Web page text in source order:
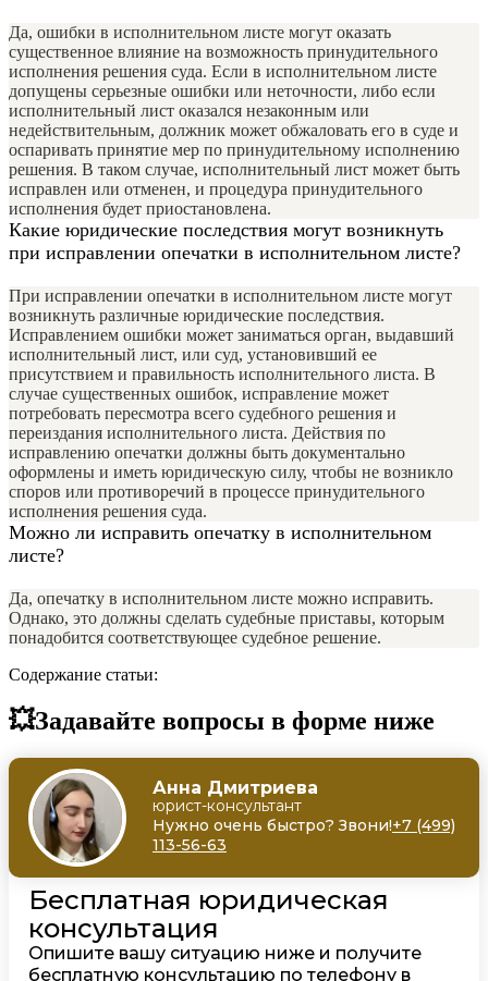
Да, ошибки в исполнительном листе могут оказать
существенное влияние на возможность принудительного
исполнения решения суда. Если в исполнительном листе
допущены серьезные ошибки или неточности, либо если
исполнительный лист оказался незаконным или
недействительным, должник может обжаловать его в суде и
оспаривать принятие мер по принудительному исполнению
решения. В таком случае, исполнительный лист может быть
исправлен или отменен, и процедура принудительного
исполнения будет приостановлена.
Какие юридические последствия могут возникнуть
при исправлении опечатки в исполнительном листе?
При исправлении опечатки в исполнительном листе могут
возникнуть различные юридические последствия.
Исправлением ошибки может заниматься орган, выдавший
исполнительный лист, или суд, установивший ее
присутствием и правильность исполнительного листа. В
случае существенных ошибок, исправление может
потребовать пересмотра всего судебного решения и
переиздания исполнительного листа. Действия по
исправлению опечатки должны быть документально
оформлены и иметь юридическую силу, чтобы не возникло
споров или противоречий в процессе принудительного
исполнения решения суда.
Можно ли исправить опечатку в исполнительном
листе?
Да, опечатку в исполнительном листе можно исправить.
Однако, это должны сделать судебные приставы, которым
понадобится соответствующее судебное решение.
Содержание статьи:
💥Задавайте вопросы в форме ниже